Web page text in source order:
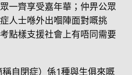
一齊享受嘉年華；仲畀公眾
人士喺外出嗰陣面對嘅挑
點樣支援社會上有唔同需要
自閉症）係1種與生俱來嘅